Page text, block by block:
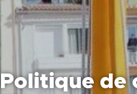
Politique de